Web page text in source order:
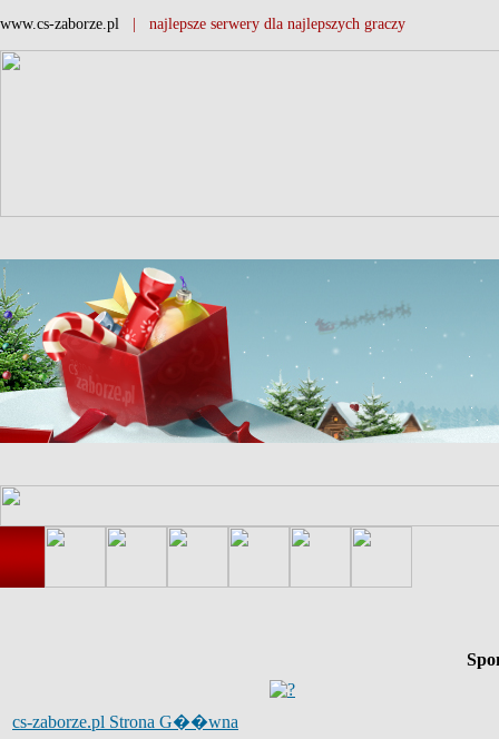
www.cs-zaborze.pl | najlepsze serwery dla najlepszych graczy
cs-zaborze.pl Strona G��wna